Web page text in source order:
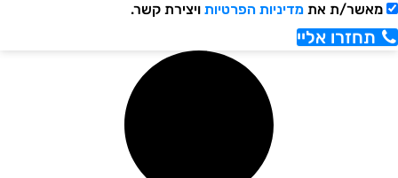
ת אתמדיניות הפרטיותויצירת קשר.
תחזרו אליי